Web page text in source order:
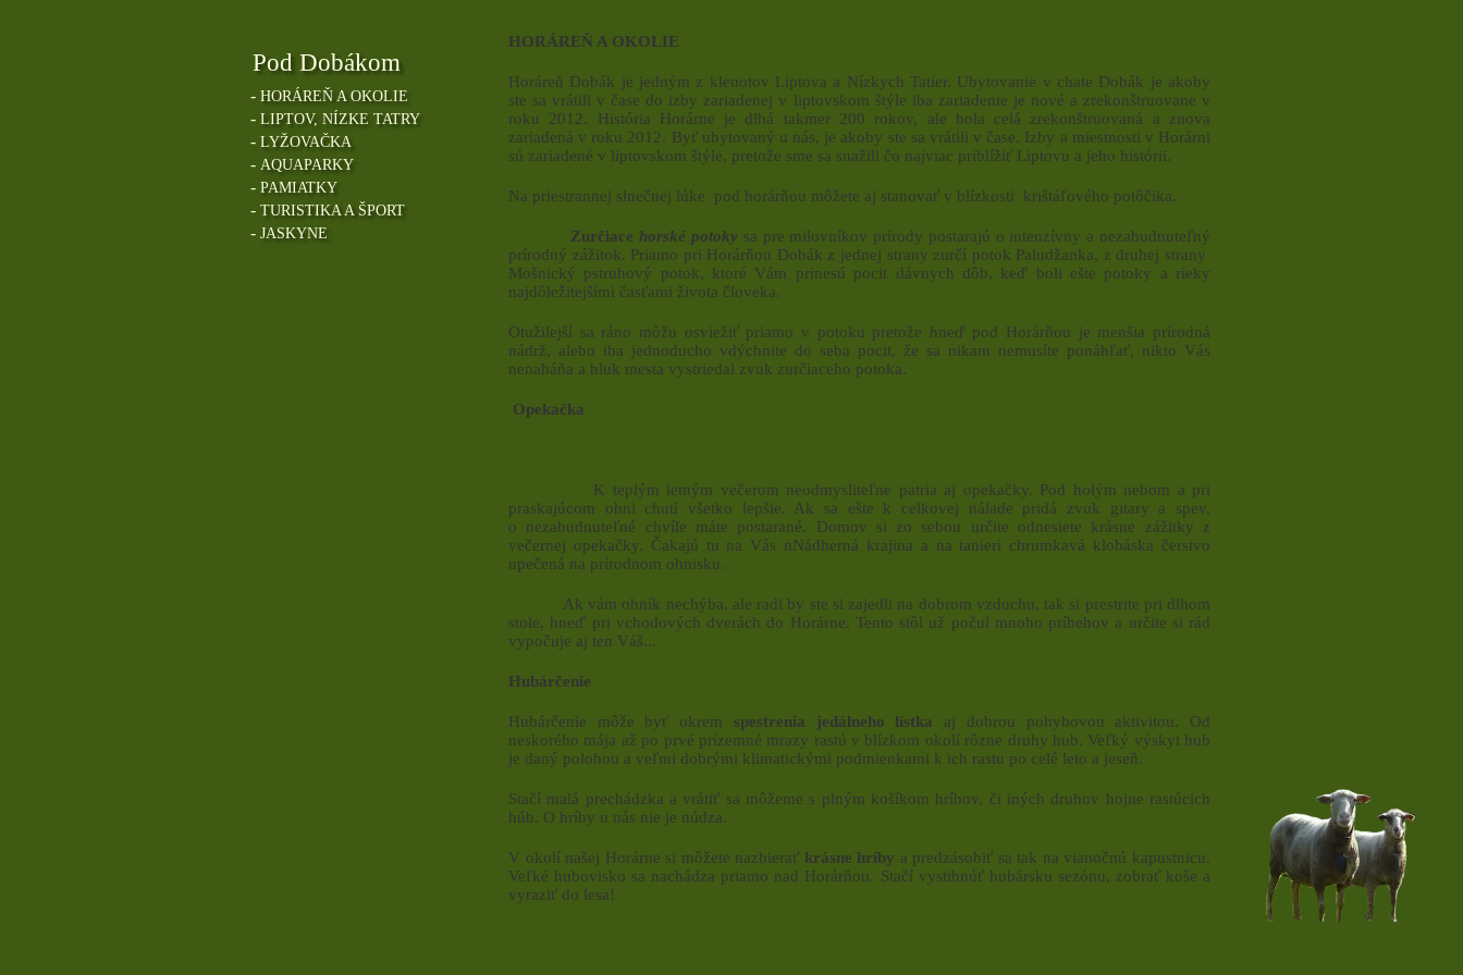
Pod Dobákom
- HORÁREŇ A OKOLIE
- LIPTOV, NÍZKE TATRY
- LYŽOVAČKA
- AQUAPARKY
- PAMIATKY
- TURISTIKA A ŠPORT
- JASKYNE
HORÁREŇ A OKOLIE
Horáreň Dobák je jedným z klenotov Liptova a Nízkych Tatier. Ubytovanie v chate Dobák je akoby
ste sa vrátili v čase do izby zariadenej v liptovskom štýle iba zariadenie je nové a zrekonštruovane v
roku 2012. História Horárne je dlhá takmer 200 rokov, ale bola celá zrekonštruovaná a znova
zariadená v roku 2012. Byť ubytovaný u nás, je akoby ste sa vrátili v čase. Izby a miestnosti v Horárni
sú zariadené v liptovskom štýle, pretože sme sa snažili čo najviac priblížiť Liptovu a jeho histórii.
Na priestrannej slnečnej lúke pod horárňou môžete aj stanovať v blízkosti krištáľového potôčika.
Zurčiace horské potoky sa pre milovníkov prírody postarajú o intenzívny a nezabudnuteľný
prírodný zážitok. Priamo pri Horárňou Dobák z jednej strany zurčí potok Paludžanka, z druhej strany
Mošnický pstruhový potok, ktoré Vám prinesú pocit dávnych dôb, keď boli ešte potoky a rieky
najdôležitejšími časťami života človeka.
Otužilejší sa ráno môžu osviežiť priamo v potoku pretože hneď pod Horárňou je menšia prírodná
nádrž, alebo iba jednoducho vdýchnite do seba pocit, že sa nikam nemusíte ponáhľať, nikto Vás
nenaháňa a hluk mesta vystriedal zvuk zurčiaceho potoka.
Opekačka
K teplým letným večerom neodmysliteľne patria aj opekačky. Pod holým nebom a pri
praskajúcom ohni chutí všetko lepšie. Ak sa ešte k celkovej nálade pridá zvuk gitary a spev,
o nezabudnuteľné chvíle máte postarané. Domov si zo sebou určite odnesiete krásne zážitky z
večernej opekačky. Čakajú tu na Vás nNádherná krajina a na tanieri chrumkavá klobáska čerstvo
upečená na prírodnom ohnisku.
Ak vám ohník nechýba, ale radi by ste si zajedli na dobrom vzduchu, tak si prestrite pri dlhom
stole, hneď pri vchodových dverách do Horárne. Tento stôl už počul mnoho príbehov a určite si rád
vypočuje aj ten Váš...
Hubárčenie
Hubárčenie môže byť okrem spestrenia jedálneho lístka aj dobrou pohybovou aktivitou. Od
neskorého mája až po prvé prízemné mrazy rastú v blízkom okolí rôzne druhy hub. Veľký výskyt hub
je daný polohou a veľmi dobrými klimatickými podmienkami k ich rastu po celé leto a jeseň.
Stačí malá prechádzka a vrátiť sa môžeme s plným košíkom hríbov, či iných druhov hojne rastúcich
húb. O hríby u nás nie je núdza.
V okolí našej Horárne si môžete nazbierať krásne hríby a predzásobiť sa tak na vianočnú kapustnicu.
Veľké hubovisko sa nachádza priamo nad Horárňou. Stačí vystihnúť hubársku sezónu, zobrať koše a
vyraziť do lesa!